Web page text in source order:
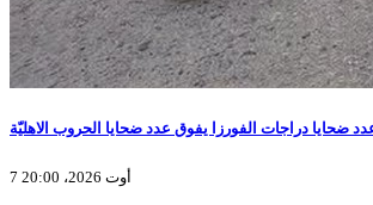
ضحايا دراجات الفورزا يفوق عدد ضحايا الحروب الاهليّة
7 أوت 2026، 20:00